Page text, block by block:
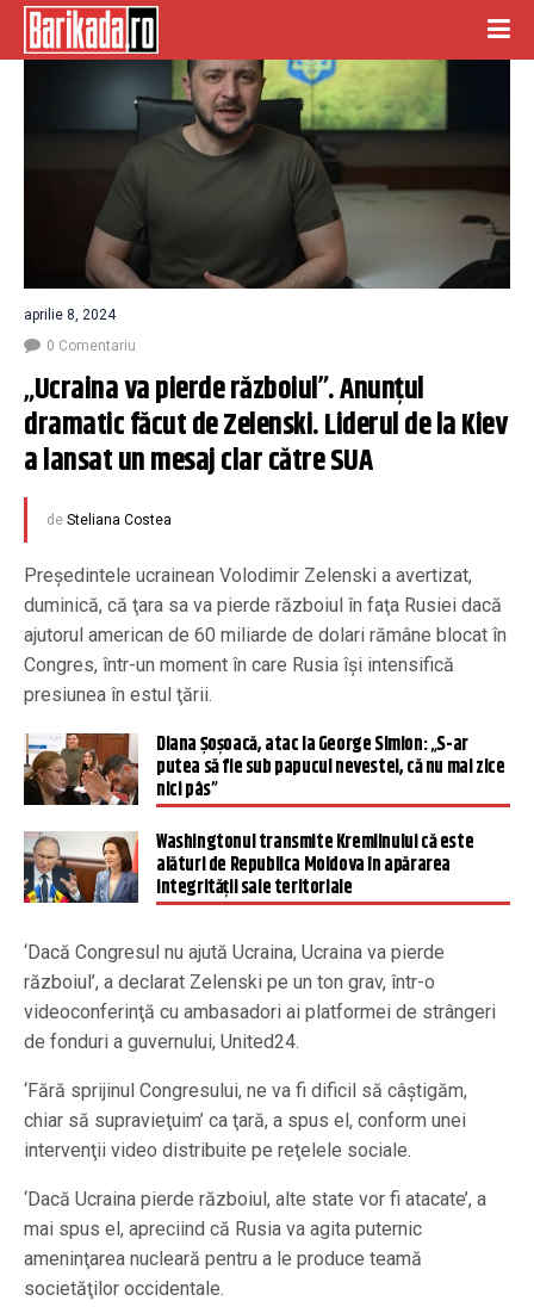
aprilie 8, 2024
0 Comentariu
„Ucraina va pierde războiul”. Anunțul
dramatic făcut de Zelenski. Liderul de la Kiev
a lansat un mesaj clar către SUA
de Steliana Costea
Preşedintele ucrainean Volodimir Zelenski a avertizat,
duminică, că ţara sa va pierde războiul în faţa Rusiei dacă
ajutorul american de 60 miliarde de dolari rămâne blocat în
Congres, într-un moment în care Rusia îşi intensifică
presiunea în estul ţării.
Diana Şoşoacă, atac la George Simion: „S-ar
putea să fie sub papucul nevestei, că nu mai zice
nici pâs”
Washingtonul transmite Kremlinului că este
alături de Republica Moldova în apărarea
integrității sale teritoriale
‘Dacă Congresul nu ajută Ucraina, Ucraina va pierde
războiul’, a declarat Zelenski pe un ton grav, într-o
videoconferinţă cu ambasadori ai platformei de strângeri
de fonduri a guvernului, United24.
‘Fără sprijinul Congresului, ne va fi dificil să câştigăm,
chiar să supravieţuim’ ca ţară, a spus el, conform unei
intervenţii video distribuite pe reţelele sociale.
‘Dacă Ucraina pierde războiul, alte state vor fi atacate’, a
mai spus el, apreciind că Rusia va agita puternic
ameninţarea nucleară pentru a le produce teamă
societăţilor occidentale.